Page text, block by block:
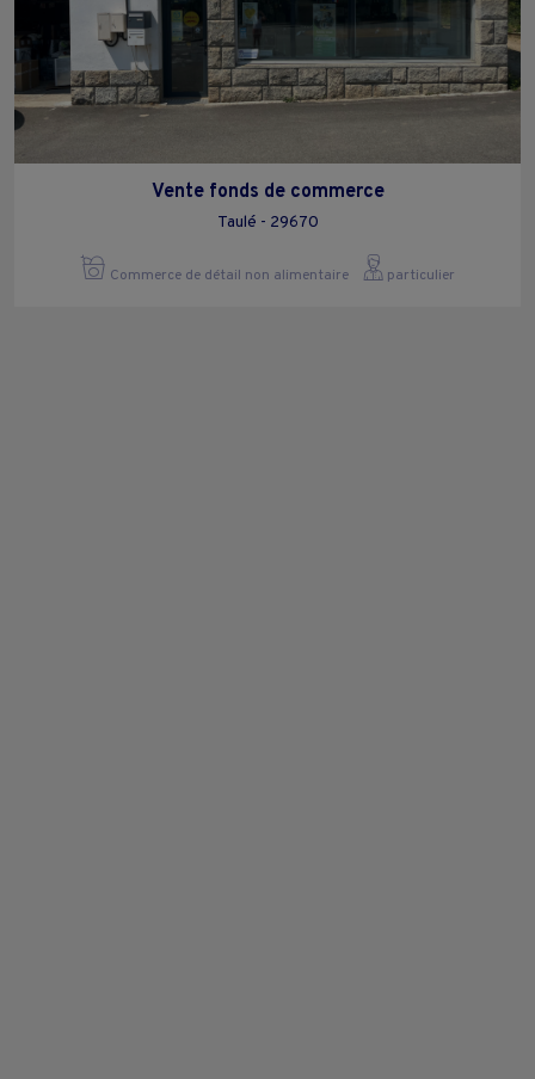
Vente fonds de commerce
Taulé - 29670
Commerce de détail non alimentaire particulier